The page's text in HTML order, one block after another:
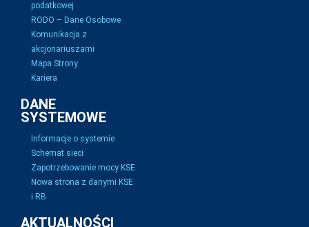
podatkowej
RODO – Dane Osobowe
Komunikacja z
akcjonariuszami
Mapa Strony
Kariera
DANE
SYSTEMOWE
Informacje o systemie
Schemat sieci
Zapotrzebowanie mocy KSE
Nowa strona z danymi KSE
i RB
AKTUALNOŚCI